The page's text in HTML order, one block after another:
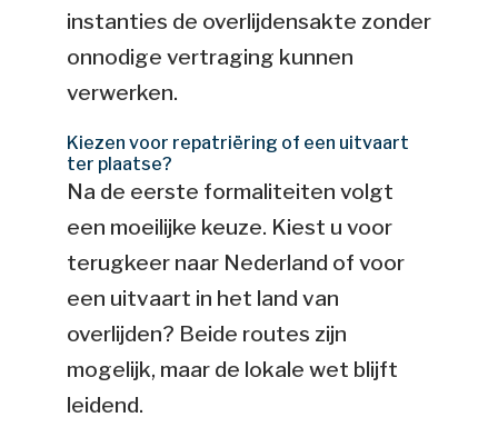
instanties de overlijdensakte zonder
onnodige vertraging kunnen
verwerken.
Kiezen voor repatriëring of een uitvaart
ter plaatse?
Na de eerste formaliteiten volgt
een moeilijke keuze. Kiest u voor
terugkeer naar Nederland of voor
een uitvaart in het land van
overlijden? Beide routes zijn
mogelijk, maar de lokale wet blijft
leidend.